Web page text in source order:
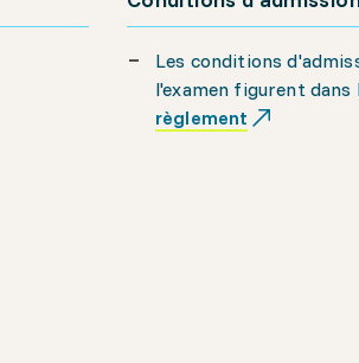
Les conditions
l'examen figurent dans
règlement